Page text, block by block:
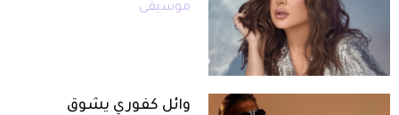
موسيقى
وائل كفوري يشوق